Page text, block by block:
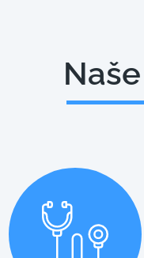
Naše